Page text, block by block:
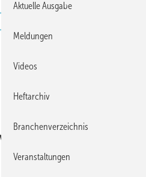
Wir sind
Aktuelle Ausgabe
Meldungen
Videos
Heftarchiv
Branchenverzeichnis
Veranstaltungen